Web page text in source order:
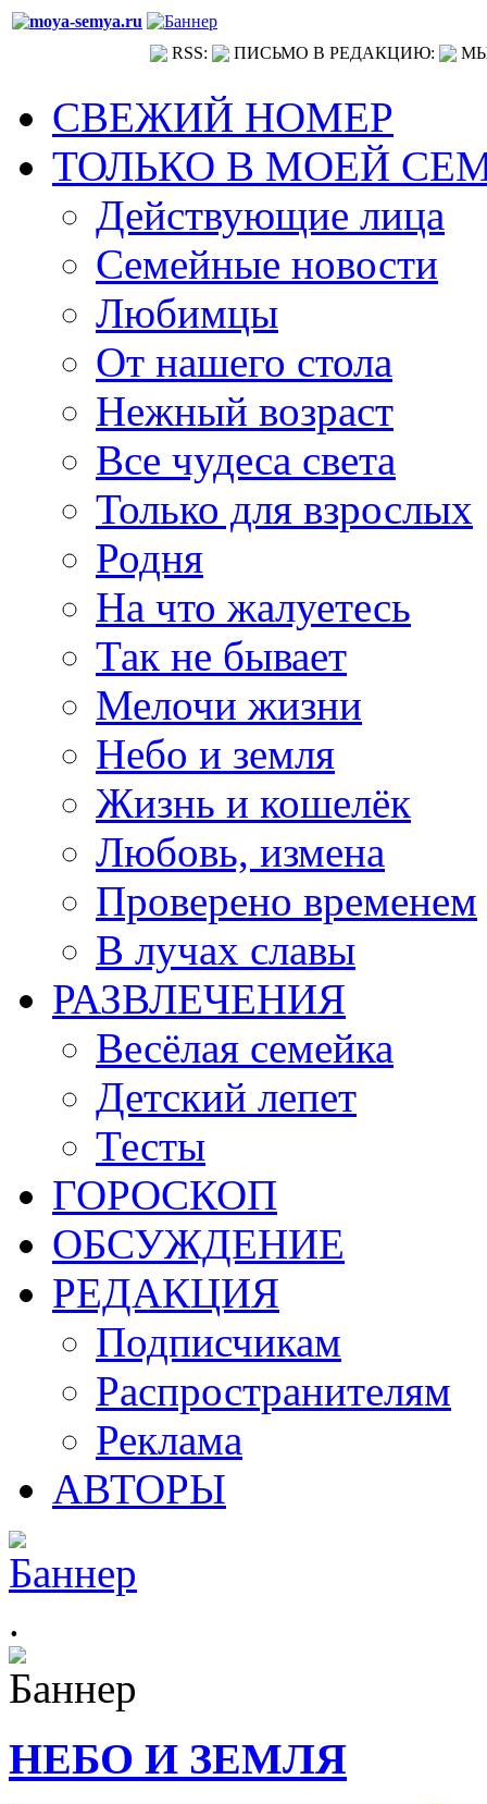
RSS: ПИСЬМО В РЕДАКЦИЮ:
СВЕЖИЙ НОМЕР
ТОЛЬКО В МОЕЙ
Действующие лица
Семейные новости
Любимцы
От нашего стола
Нежный возраст
Все чудеса света
Только для взрослых
Родня
На что жалуетесь
Так не бывает
Мелочи жизни
Небо и земля
Жизнь и кошелёк
Любовь, измена
Проверено временем
В лучах славы
РАЗВЛЕЧЕНИЯ
Весёлая семейка
Детский лепет
Тесты
ГОРОСКОП
ОБСУЖДЕНИЕ
РЕДАКЦИЯ
Подписчикам
Распространителям
Реклама
АВТОРЫ
.
НЕБО И ЗЕМЛЯ